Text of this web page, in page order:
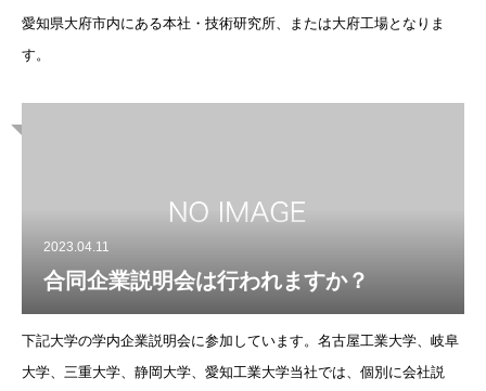
愛知県大府市内にある本社・技術研究所、または大府工場となりま
す。
2023.04.11
合同企業説明会は行われますか？
下記大学の学内企業説明会に参加しています。名古屋工業大学、岐阜
大学、三重大学、静岡大学、愛知工業大学当社では、個別に会社説